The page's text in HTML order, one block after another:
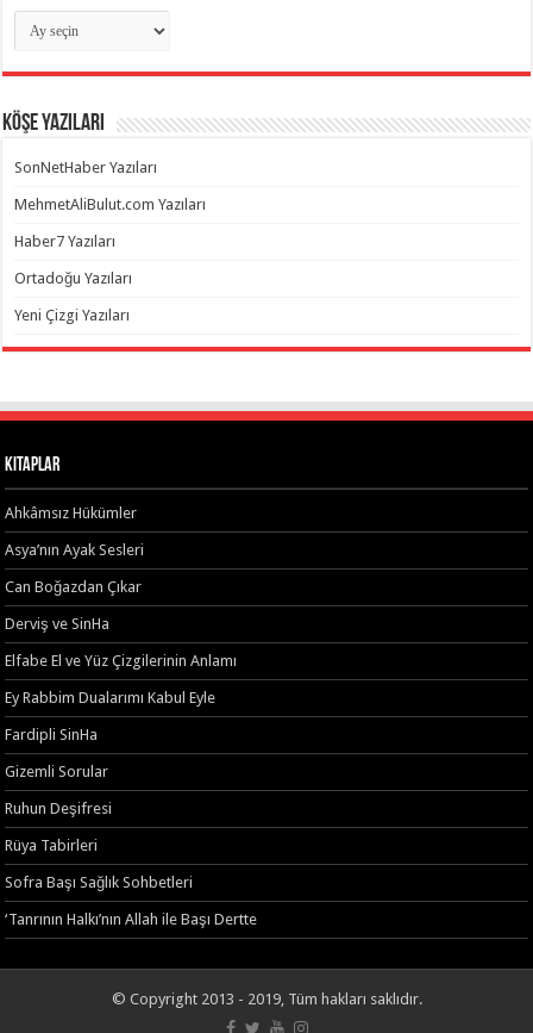
Köşe
Yazıları
Arşivi
Köşe Yazıları
SonNetHaber Yazıları
MehmetAliBulut.com Yazıları
Haber7 Yazıları
Ortadoğu Yazıları
Yeni Çizgi Yazıları
Kitaplar
Ahkâmsız Hükümler
Asya’nın Ayak Sesleri
Can Boğazdan Çıkar
Derviş ve SinHa
Elfabe El ve Yüz Çizgilerinin Anlamı
Ey Rabbim Dualarımı Kabul Eyle
Fardipli SinHa
Gizemli Sorular
Ruhun Deşifresi
Rüya Tabirleri
Sofra Başı Sağlık Sohbetleri
‘Tanrının Halkı’nın Allah ile Başı Dertte
© Copyright 2013 - 2019, Tüm hakları saklıdır.